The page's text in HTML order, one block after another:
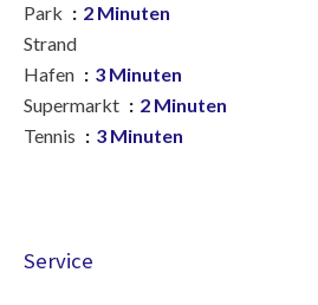
Park
2 Minuten
Strand
Hafen
3 Minuten
Supermarkt
2 Minuten
Tennis
3 Minuten
Service